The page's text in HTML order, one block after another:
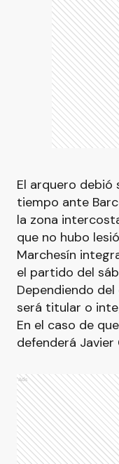
El arquero debió
tiempo ante
la zona
que no hubo
Marchesín
el partido del
Dependiendo
será titular o
En el caso de
defenderá Javier
Ads